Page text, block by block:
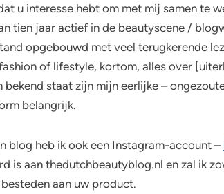
u interesse hebt om met mij samen te
tien jaar actief in de beautyscene /
opgebouwd met veel terugkerende
of lifestyle, kortom, alles over
bekend staat zijn mijn eerlijke –
belangrijk.
blog heb ik ook een Instagram-account –
is aan thedutchbeautyblog.nl en zal ik
aan uw product.